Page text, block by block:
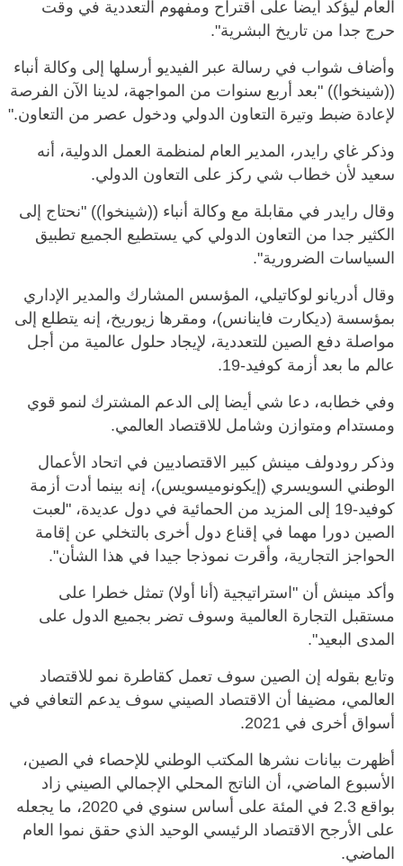
العام ليؤكد أيضا على اقتراح ومفهوم التعددية في وقت
حرج جدا من تاريخ البشرية".
وأضاف شواب في رسالة عبر الفيديو أرسلها إلى وكالة أنباء
((شينخوا)) "بعد أربع سنوات من المواجهة، لدينا الآن الفرصة
لإعادة ضبط وتيرة التعاون الدولي ودخول عصر من التعاون."
وذكر غاي رايدر، المدير العام لمنظمة العمل الدولية، أنه
سعيد لأن خطاب شي ركز على التعاون الدولي.
وقال رايدر في مقابلة مع وكالة أنباء ((شينخوا)) "نحتاج إلى
الكثير جدا من التعاون الدولي كي يستطيع الجميع تطبيق
السياسات الضرورية".
وقال أدريانو لوكاتيلي، المؤسس المشارك والمدير الإداري
بمؤسسة (ديكارت فاينانس)، ومقرها زيوريخ، إنه يتطلع إلى
مواصلة دفع الصين للتعددية، لإيجاد حلول عالمية من أجل
عالم ما بعد أزمة كوفيد-19.
وفي خطابه، دعا شي أيضا إلى الدعم المشترك لنمو قوي
ومستدام ومتوازن وشامل للاقتصاد العالمي.
وذكر رودولف مينش كبير الاقتصاديين في اتحاد الأعمال
الوطني السويسري (إيكونوميسويس)، إنه بينما أدت أزمة
كوفيد-19 إلى المزيد من الحمائية في دول عديدة، "لعبت
الصين دورا مهما في إقناع دول أخرى بالتخلي عن إقامة
الحواجز التجارية، وأقرت نموذجا جيدا في هذا الشأن".
وأكد مينش أن "استراتيجية (أنا أولا) تمثل خطرا على
مستقبل التجارة العالمية وسوف تضر بجميع الدول على
المدى البعيد".
وتابع بقوله إن الصين سوف تعمل كقاطرة نمو للاقتصاد
العالمي، مضيفا أن الاقتصاد الصيني سوف يدعم التعافي في
أسواق أخرى في 2021.
أظهرت بيانات نشرها المكتب الوطني للإحصاء في الصين،
الأسبوع الماضي، أن الناتج المحلي الإجمالي الصيني زاد
بواقع 2.3 في المئة على أساس سنوي في 2020، ما يجعله
على الأرجح الاقتصاد الرئيسي الوحيد الذي حقق نموا العام
الماضي.